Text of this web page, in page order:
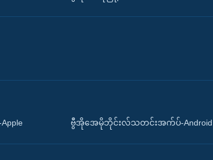
ဗွီအိုအေမိုဘိုင်းလ်သတင်းအက်ပ်-Android